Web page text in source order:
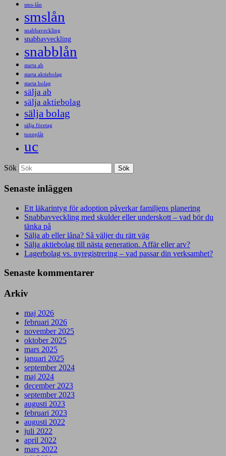
sms-lån
smslån
snabbaveckling
snabbavveckling
snabblån
starta ab
starta aktiebolag
starta bolag
sälja ab
sälja aktiebolag
sälja bolag
sälja företag
tunnplåt
uc
Sök
Senaste inläggen
Ett läkarintyg för adoption påverkar familjens planering
Snabbavveckling med skulder eller underskott – vad bör du
tänka på
Sälja ab eller låna? Så väljer du rätt väg
Sälja aktiebolag till nästa generation. Affär eller arv?
Lagerbolag vs. nyregistrering – vad passar din verksamhet?
Senaste kommentarer
Arkiv
maj 2026
februari 2026
november 2025
oktober 2025
mars 2025
januari 2025
september 2024
maj 2024
december 2023
september 2023
augusti 2023
februari 2023
augusti 2022
juli 2022
april 2022
mars 2022